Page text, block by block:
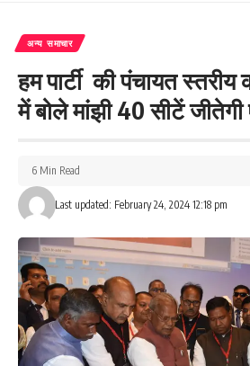
अन्य समाचार
हम पार्टी की पंचायत स्तरीय
में बोले मांझी 40 सीटें जीतेगी
Last updated: February 24, 2024 12:18 pm
6 Min Read